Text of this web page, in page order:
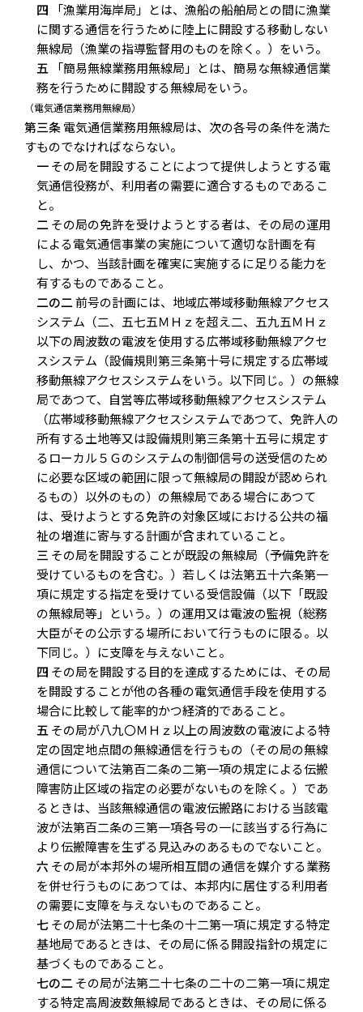
四 「漁業用海岸局」とは、漁船の船舶局との間に漁業
に関する通信を行うために陸上に開設する移動しない
無線局（漁業の指導監督用のものを除く。）をいう。
五 「簡易無線業務用無線局」とは、簡易な無線通信業
務を行うために開設する無線局をいう。
（電気通信業務用無線局）
第三条電気通信業務用無線局は、次の各号の条件を満た
すものでなければならない。
一その局を開設することによつて提供しようとする電
気通信役務が、利用者の需要に適合するものであるこ
と。
二その局の免許を受けようとする者は、その局の運用
による電気通信事業の実施について適切な計画を有
し、かつ、当該計画を確実に実施するに足りる能力を
有するものであること。
二の二前号の計画には、地域広帯域移動無線アクセス
システム（二、五七五ＭＨｚを超え二、五九五ＭＨｚ
以下の周波数の電波を使用する広帯域移動無線アクセ
スシステム（設備規則第三条第十号に規定する広帯域
移動無線アクセスシステムをいう。以下同じ。）の無線
局であつて、自営等広帯域移動無線アクセスシステム
（広帯域移動無線アクセスシステムであつて、免許人の
所有する土地等又は設備規則第三条第十五号に規定す
るローカル５Ｇのシステムの制御信号の送受信のため
に必要な区域の範囲に限って無線局の開設が認められ
るもの）以外のもの）の無線局である場合にあつて
は、受けようとする免許の対象区域における公共の福
祉の増進に寄与する計画が含まれていること。
三 その局を開設することが既設の無線局（予備免許を
受けているものを含む。）若しくは法第五十六条第一
項に規定する指定を受けている受信設備（以下「既設
の無線局等」という。）の運用又は電波の監視（総務
大臣がその公示する場所において行うものに限る。以
下同じ。）に支障を与えないこと。
四 その局を開設する目的を達成するためには、その局
を開設することが他の各種の電気通信手段を使用する
場合に比較して能率的かつ経済的であること。
五 その局が八九〇ＭＨｚ以上の周波数の電波による特
定の固定地点間の無線通信を行うもの（その局の無線
通信について法第百二条の二第一項の規定による伝搬
障害防止区域の指定の必要がないものを除く。）であ
るときは、当該無線通信の電波伝搬路における当該電
波が法第百二条の三第一項各号の一に該当する行為に
より伝搬障害を生ずる見込みのあるものでないこと。
六 その局が本邦外の場所相互間の通信を媒介する業務
を併せ行うものにあつては、本邦内に居住する利用者
の需要に支障を与えないものであること。
七その局が法第二十七条の十二第一項に規定する特定
基地局であるときは、その局に係る開設指針の規定に
基づくものであること。
七の二その局が法第二十七条の二十の二第一項に規定
する特定高周波数無線局であるときは、その局に係る